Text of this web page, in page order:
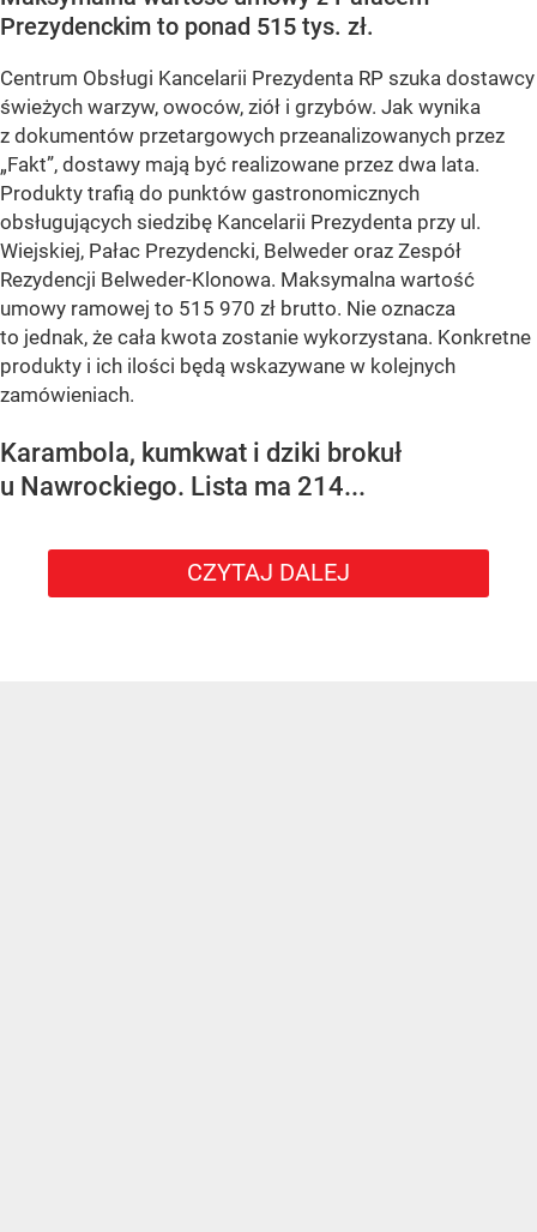
Prezydenckim to ponad 515 tys. zł.
Centrum Obsługi Kancelarii Prezydenta RP szuka dostawcy
świeżych warzyw, owoców, ziół i grzybów. Jak wynika
z dokumentów przetargowych przeanalizowanych przez
„Fakt”, dostawy mają być realizowane przez dwa lata.
Produkty trafią do punktów gastronomicznych
obsługujących siedzibę Kancelarii Prezydenta przy ul.
Wiejskiej, Pałac Prezydencki, Belweder oraz Zespół
Rezydencji Belweder-Klonowa. Maksymalna wartość
umowy ramowej to 515 970 zł brutto. Nie oznacza
to jednak, że cała kwota zostanie wykorzystana. Konkretne
produkty i ich ilości będą wskazywane w kolejnych
zamówieniach.
Karambola, kumkwat i dziki brokuł
u Nawrockiego. Lista ma 214...
CZYTAJ DALEJ